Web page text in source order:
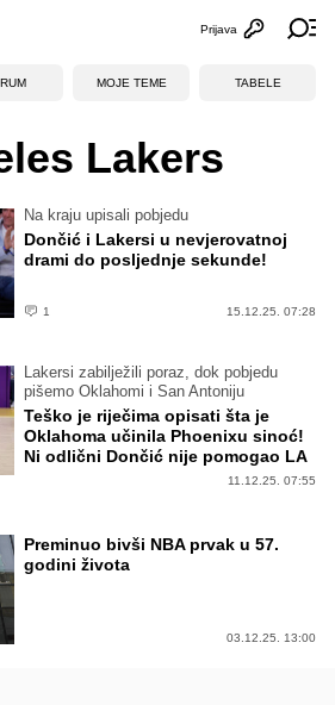
Otvori
Prijava
MOJE TEME TABELE
Lakers
Na kraju upisali pobjedu
Dončić i Lakersi u nevjerovatnoj
drami do posljednje sekunde!
1 15.12.25. 07:28
Lakersi zabilježili poraz, dok pobjedu
pišemo Oklahomi i San Antoniju
Teško je riječima opisati šta je
Oklahoma učinila Phoenixu sinoć!
Ni odlični Dončić nije pomogao LA
11.12.25. 07:55
Preminuo bivši NBA prvak u 57.
godini života
03.12.25. 13:00